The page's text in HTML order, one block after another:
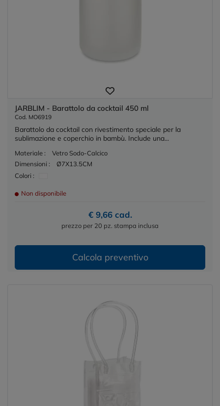
JARBLIM - Barattolo da cocktail 450 ml
Cod. MO6919
Barattolo da cocktail con rivestimento speciale per la
sublimazione e coperchio in bambù. Include una...
Materiale :
Vetro Sodo-Calcico
Dimensioni :
Ø7X13.5CM
Colori :
Non disponibile
€ 9,66 cad.
prezzo per 20 pz. stampa inclusa
Calcola preventivo